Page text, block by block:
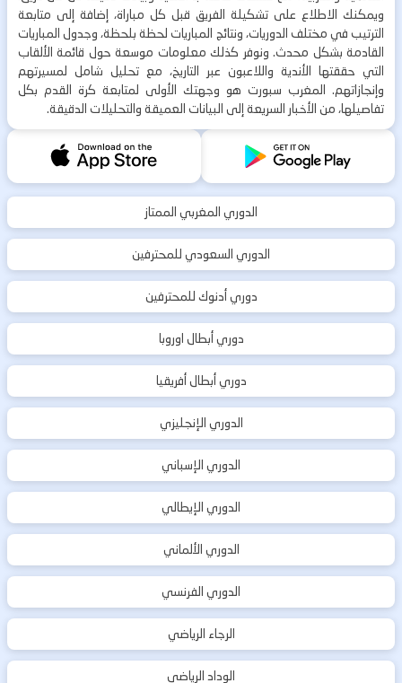
ويمكنك الاطلاع على تشكيلة الفريق قبل كل مباراة، إضافة إلى متابعة
الترتيب في مختلف الدوريات، ونتائج المباريات لحظة بلحظة، وجدول المباريات
القادمة بشكل محدث. ونوفر كذلك معلومات موسعة حول قائمة الألقاب
التي حققتها الأندية واللاعبون عبر التاريخ، مع تحليل شامل لمسيرتهم
وإنجازاتهم. المغرب سبورت هو وجهتك الأولى لمتابعة كرة القدم بكل
تفاصيلها، من الأخبار السريعة إلى البيانات العميقة والتحليلات الدقيقة.
الدوري المغربي الممتاز
الدوري السعودي للمحترفين
دوري أدنوك للمحترفين
دوري أبطال اوروبا
دوري أبطال أفريقيا
الدوري الإنجليزي
الدوري الإسباني
الدوري الإيطالي
الدوري الألماني
الدوري الفرنسي
الرجاء الرياضي
الوداد الرياضي